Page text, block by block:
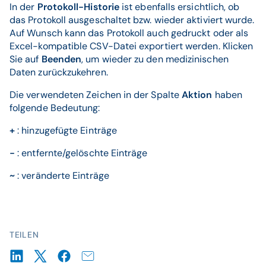
TEILEN
In der Protokoll-Historie ist ebenfalls ersichtlich, ob
das Protokoll ausgeschaltet bzw. wieder aktiviert wurde.
Auf Wunsch kann das Protokoll auch gedruckt oder als
Excel-kompatible CSV-Datei exportiert werden. Klicken
Sie auf Beenden, um wieder zu den medizinischen
Daten zurückzukehren.
Die verwendeten Zeichen in der SpalteAktion haben
folgende Bedeutung:
+: hinzugefügte Einträge
- : entfernte/gelöschte Einträge
~: veränderte Einträge